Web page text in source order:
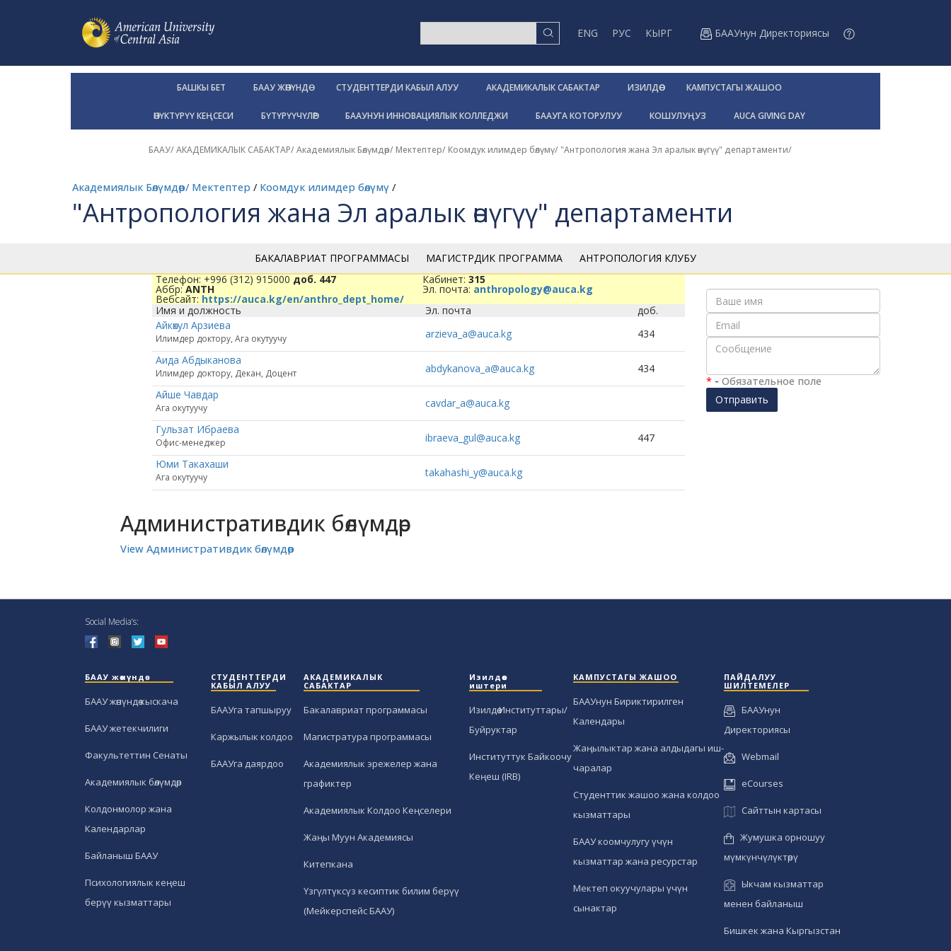
ENG РУС КЫРГ БААУнун Директориясы
БАШКЫ БЕТ БААУ ЖӨНҮНДӨ СТУДЕНТТЕРДИ КАБЫЛ АЛУУ АКАДЕМИКАЛЫК САБАКТАР ИЗИЛДӨӨ КАМПУСТАГЫ ЖАШОО
ӨНҮКТҮРҮҮ КЕҢСЕСИ БҮТҮРҮҮЧҮЛӨР БААУНУН ИННОВАЦИЯЛЫК КОЛЛЕДЖИ БААУГА КОТОРУЛУУ КОШУЛУҢУЗ AUCA GIVING DAY
БААУ/АКАДЕМИКАЛЫК САБАКТАР/Академиялык Бөлүмдөр/ Мектептер/Коомдук илимдер бөлүмү/ "Антропология жана Эл аралык өнүгүү" департаменти/
Академиялык Бөлүмдөр/ Мектептер / Коомдук илимдер бөлүмү /
"Антропология жана Эл аралык өнүгүү" департаменти
БАКАЛАВРИАТ ПРОГРАММАСЫ МАГИСТРДИК ПРОГРАММА
АНТРОПОЛОГИЯ КЛУБУ
Телефон: +996 (312) 915000 доб. 447 Кабинет: 315
Аббр:ANTH Эл. почта: anthropology@auca.kg
Вебсайт: https://auca.kg/en/anthro_dept_home/
Имя и должность
Эл. почта
доб.
Айкөкул Арзиева
Илимдер доктору, Ага окутуучу arzieva_a@auca.kg
434
Аида Абдыканова
Илимдер доктору, Декан, Доцент abdykanova_a@auca.kg
434
Айше Чавдар
Ага окутуучу
cavdar_a@auca.kg
Гульзат Ибраева
Офис-менеджер ibraeva_gul@auca.kg
447
Юми Такахаши
Ага окутуучу takahashi_y@auca.kg
Административдик бөлүмдөр
View Административдик бөлүмдөр
* - Обязательное поле
Отправить
Social Media’s:
БААУ жөнүндө
БААУ жөнүндө кыскача
БААУ жетекчилиги
Факультеттин Сенаты
Академиялык бөлүмдөр
Колдонмолор жана
Календарлар
Байланыш БААУ
Психологиялык кеңеш
берүү кызматтары
СТУДЕНТТЕРДИ
КАБЫЛ АЛУУ
БААУга тапшыруу
Каржылык колдоо
БААУга даярдоо
АКАДЕМИКАЛЫК
САБАКТАР
Бакалавриат программасы
Магистратура программасы
Академиялык эрежелер жана
графиктер
Академиялык Колдоо Кеңселери
Жаңы Муун Академиясы
Китепкана
Үзгүлтүксүз кесиптик билим берүү
(Мейкерспейс БААУ)
Изилдөө
иштери
Изилдөө Институттары/
Буйруктар
Институттук Байкоочу
Кеңеш (IRB)
КАМПУСТАГЫ ЖАШОО
БААУнун Бириктирилген
Календары
Жаңылыктар жана алдыдагы иш-
чаралар
Студенттик жашоо жана колдоо
кызматтары
БААУ коомчулугу үчүн
кызматтар жана ресурстар
Мектеп окуучулары үчүн
сынактар
ПАЙДАЛУУ
ШИЛТЕМЕЛЕР
БААУнун
Директориясы
Webmail
eCourses
Сайттын картасы
Жумушка орношуу
мүмкүнчүлүктөрү
Ыкчам кызматтар
менен байланыш
Бишкек жана Кыргызстан